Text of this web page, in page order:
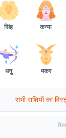
सिंह कन्या
धनु मकर
सभी राशियों का